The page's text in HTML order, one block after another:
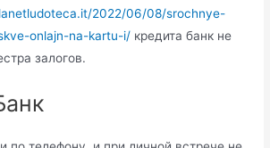
2022/06/08/srochnye-
onlajn-na-kartu-i/ кредита банк не
залогов.